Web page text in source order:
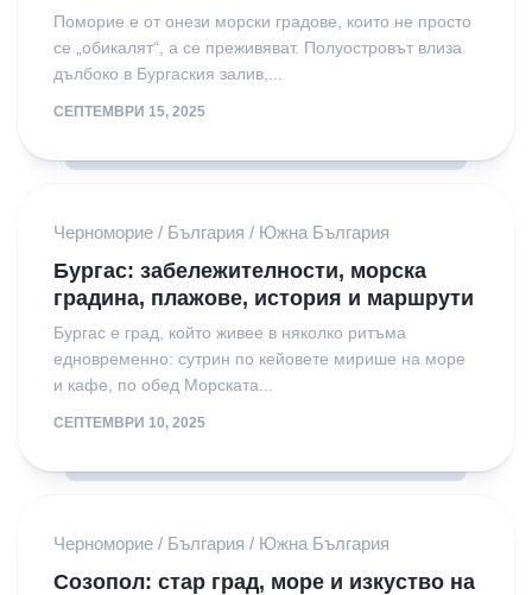
Поморие е от онези морски градове, които не просто
се „обикалят“, а се преживяват. Полуостровът влиза
дълбоко в Бургаския залив,...
СЕПТЕМВРИ 15, 2025
Черноморие / България / Южна България
Бургас: забележителности, морска
градина, плажове, история и маршрути
Бургас е град, който живее в няколко ритъма
едновременно: сутрин по кейовете мирише на море
и кафе, по обед Морската...
СЕПТЕМВРИ 10, 2025
Черноморие / България / Южна България
Созопол: стар град, море и изкуство на